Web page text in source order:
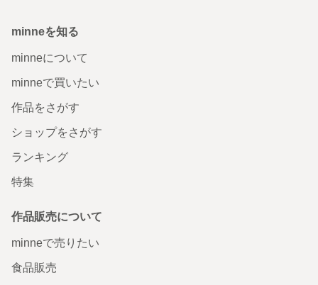
minneを知る
minneについて
minneで買いたい
作品をさがす
ショップをさがす
ランキング
特集
作品販売について
minneで売りたい
食品販売